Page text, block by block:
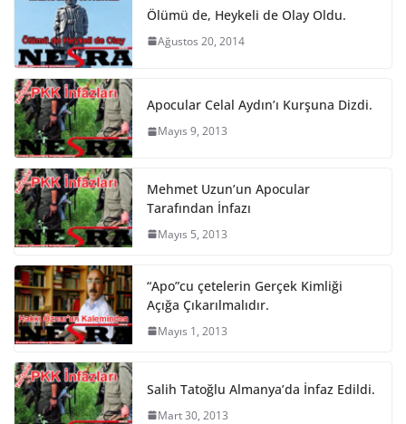
Ölümü de, Heykeli de Olay Oldu.
Ağustos 20, 2014
Apocular Celal Aydın’ı Kurşuna Dizdi.
Mayıs 9, 2013
Mehmet Uzun’un Apocular
Tarafından İnfazı
Mayıs 5, 2013
“Apo”cu çetelerin Gerçek Kimliği
Açığa Çıkarılmalıdır.
Mayıs 1, 2013
Salih Tatoğlu Almanya’da İnfaz Edildi.
Mart 30, 2013